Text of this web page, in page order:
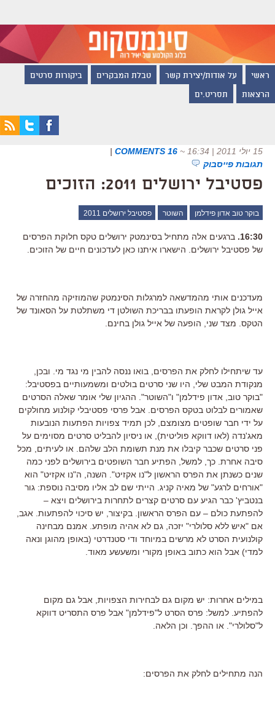
ראשי על אודות/יצירת קשר טבלת המבקרים ביקורות סרטים
הרצאות תסריט.ים
15 יולי 2011 | 16:34 ~
16 COMMENTS
|
תגובות פייסבוק
פסטיבל ירושלים 2011: הזוכים
בוקר טוב אדון פידלמן השוטר פסטיבל ירושלים 2011
16:30. ברגעים אלה מתחיל בסינמטק ירושלים טקס חלוקת הפרסים
של פסטיבל ירושלים. הישארו איתנו כאן לעדכונים חיים של הזוכים.
מעדכנים אותי מהמדשאה למרגלות הסינמטק שהמוזיקה מהחזרה של
אייל גולן לקראת הופעתו בבריכת השולטן די משתלטת על הסאונד של
הטקס. מצד שני, הופעה של אייל גולן בחינם.
עד שיתחילו לחלק את הפרסים, בואו ננסה להבין מי נגד מי. ובכן,
מנקודת המבט שלי, היו שני סרטים בולטים ומשמעותיים בפסטיבל:
"בוקר טוב, אדון פידלמן" ו"השוטר". ההגיון שלי אומר שאלה הסרטים
שאמורים לבלוט בטקס הפרסים. אבל פרסי פסטיבלי קולנוע מחולקים
על ידי חבר שופטים מצומצם, לכן תמיד צפויות הפתעות הנובעות
מאג'נדה (לאו דווקא פוליטית), או ניסיון להבליט סרטים מסוימים על
פני סרטים שכבר קיבלו את מנת תשומת הלב שלהם. או לעיתים, מכל
סיבה אחרת. כך, למשל, הפתיע חבר השופטים בירושלים לפני כמה
שנים כשנתן את הפרס הראשון ל"נו אקזיט". השנה, ה"נו אקזיט" הוא
"אורחים לרגע" של מאיה קניג. הייתי שם לב אליו מסיבה נוספת: גור
בנטביץ' כבר הגיע עם סרטים קצרים לתחרות בירושלים ויצא –
להפתעת כולם – עם הפרס הראשון. בקיצור, יש סיכוי להפתעות. אגב,
אם "איש ללא סלולרי" יזכה, גם לא אהיה מופתע. אמנם מבחינה
קולנועית הסרט לא מרשים במיוחד ודי סטנדרטי (באופן מהוגן ונאה
למדי) אבל הוא כתוב באופן מקורי ומשעשע מאוד.
במילים אחרות: יש מקום גם לבחירות הצפויות, אבל גם מקום
להפתיע. למשל: פרס הסרט ל"פידלמן" אבל פרס התסריט דווקא
ל"סלולרי". או ההפך. וכן הלאה.
הנה מתחילים לחלק את הפרסים: